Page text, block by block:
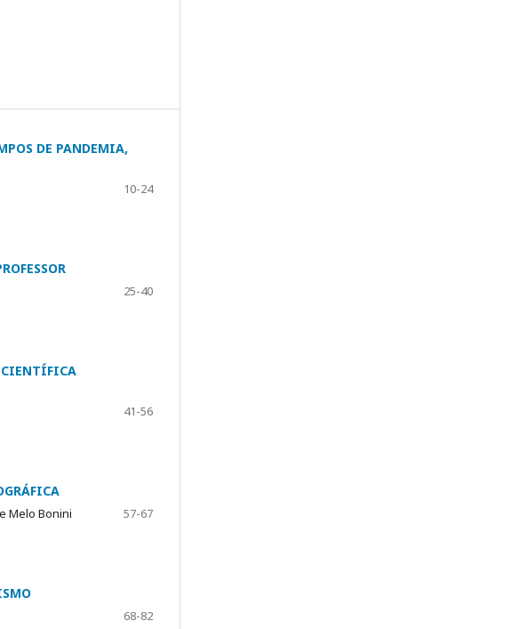
DE PANDEMIA,
10-24
25-40
CIENTÍFICA
41-56
Melo Bonini
57-67
68-82